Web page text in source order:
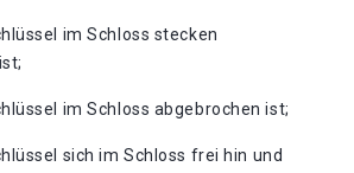
im Schloss stecken
im Schloss abgebrochen ist;
sich im Schloss frei hin und